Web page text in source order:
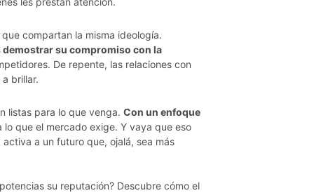
compartan la misma ideología.
su compromiso con la
De repente, las relaciones con
brillar.
listas para lo que venga. Con un enfoque
lo que el mercado exige. Y vaya que eso
a un futuro que, ojalá, sea más
su reputación? Descubre cómo el